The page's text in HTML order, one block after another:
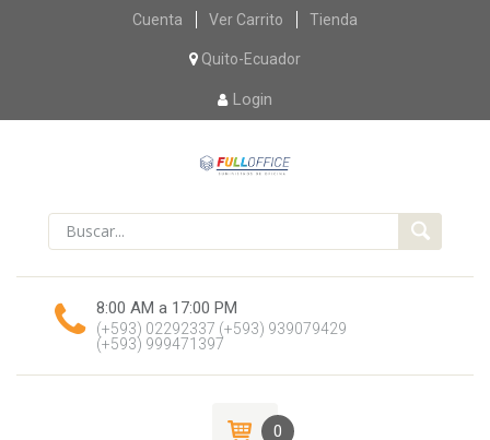
Skip
content
Cuenta Ver Carrito Tienda
Quito-Ecuador
Login
8:00 AM a 17:00 PM
(+593) 02292337 (+593) 939079429
(+593) 999471397
0